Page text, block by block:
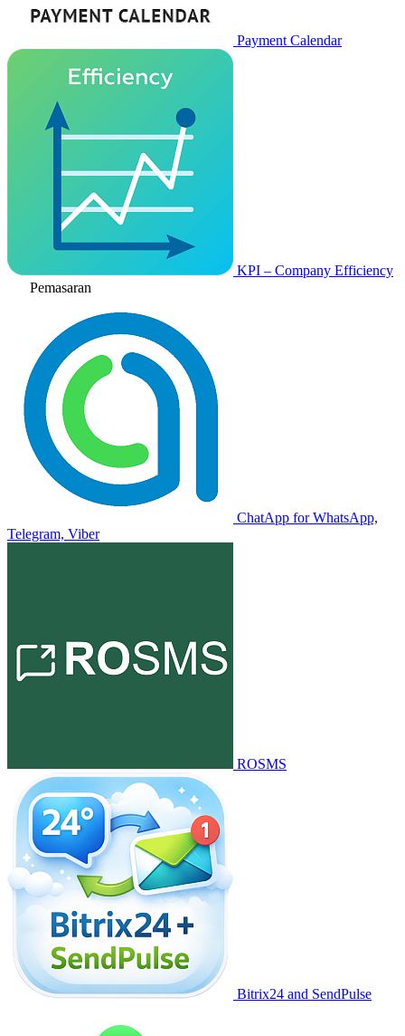
Payment Calendar
KPI – Company Efficiency
Pemasaran
ChatApp for WhatsApp,
Telegram, Viber
ROSMS
Bitrix24 and SendPulse